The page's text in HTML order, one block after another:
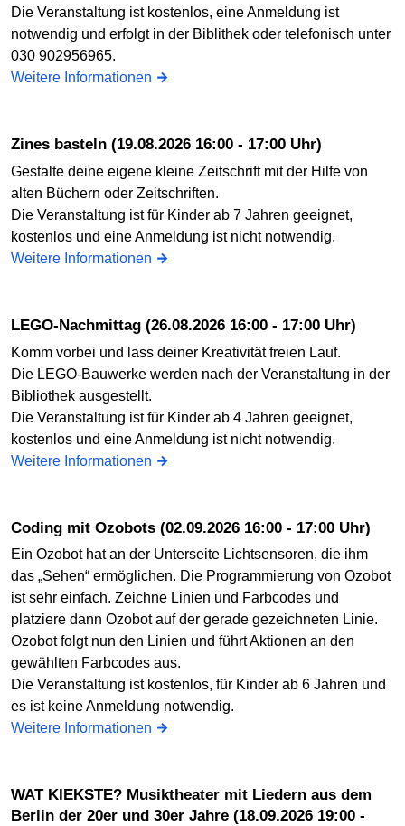
Die Veranstaltung ist kostenlos, eine Anmeldung ist
notwendig und erfolgt in der Biblithek oder telefonisch unter
030 902956965.
Weitere Informationen
Zines basteln (19.08.2026 16:00 - 17:00 Uhr)
Gestalte deine eigene kleine Zeitschrift mit der Hilfe von
alten Büchern oder Zeitschriften.
Die Veranstaltung ist für Kinder ab 7 Jahren geeignet,
kostenlos und eine Anmeldung ist nicht notwendig.
Weitere Informationen
LEGO-Nachmittag (26.08.2026 16:00 - 17:00 Uhr)
Komm vorbei und lass deiner Kreativität freien Lauf.
Die LEGO-Bauwerke werden nach der Veranstaltung in der
Bibliothek ausgestellt.
Die Veranstaltung ist für Kinder ab 4 Jahren geeignet,
kostenlos und eine Anmeldung ist nicht notwendig.
Weitere Informationen
Coding mit Ozobots (02.09.2026 16:00 - 17:00 Uhr)
Ein Ozobot hat an der Unterseite Lichtsensoren, die ihm
das „Sehen“ ermöglichen. Die Programmierung von Ozobot
ist sehr einfach. Zeichne Linien und Farbcodes und
platziere dann Ozobot auf der gerade gezeichneten Linie.
Ozobot folgt nun den Linien und führt Aktionen an den
gewählten Farbcodes aus.
Die Veranstaltung ist kostenlos, für Kinder ab 6 Jahren und
es ist keine Anmeldung notwendig.
Weitere Informationen
WAT KIEKSTE? Musiktheater mit Liedern aus dem
Berlin der 20er und 30er Jahre (18.09.2026 19:00 -